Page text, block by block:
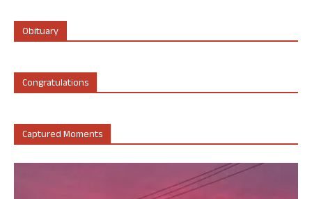
Obituary
Congratulations
Captured Moments